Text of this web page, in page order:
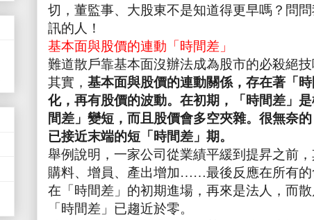
切，董監事、大股東不是知道得更早嗎？問
訊的人！
基本面與股價的連動「時間差」
難道散戶靠基本面沒辦法成為股市的必殺絕技
其實， 基本面與股價的連動關係，存在著「
化，再有股價的波動。在初期，「時間差」
間差」變短，而且股價會多空夾雜。很無奈
已接近末端的短「時間差」期。
舉例說明，一家公司從業績平緩到提昇之前
購料、增員、產出增加……最後反應在所有的
在「時間差」的初期進場，再來是法人，而
「時間差」已趨近於零。